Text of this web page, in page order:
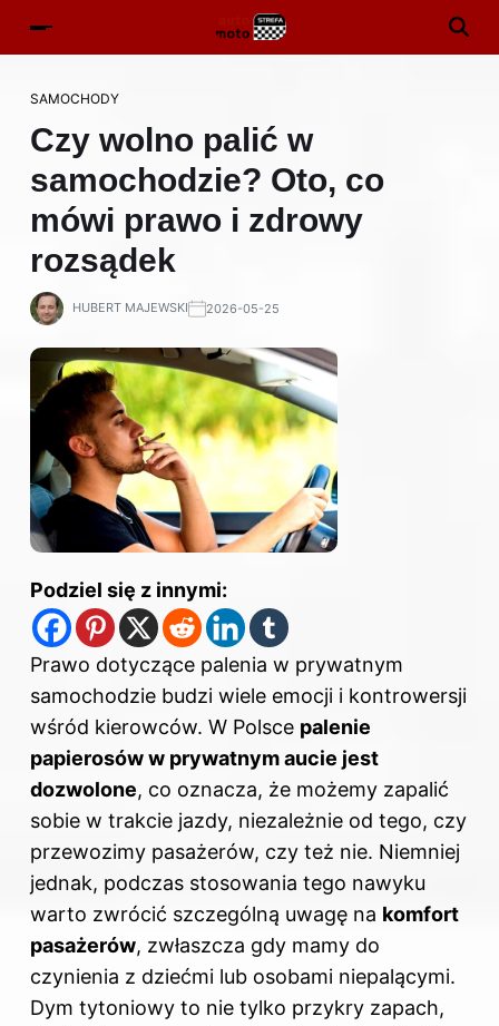
SAMOCHODY
Czy wolno palić w
samochodzie? Oto, co
mówi prawo i zdrowy
rozsądek
HUBERT MAJEWSKI 2026-05-25
Podziel się z innymi:
Prawo dotyczące palenia w prywatnym
samochodzie budzi wiele emocji i kontrowersji
wśród kierowców. W Polsce palenie
papierosów w prywatnym aucie jest
dozwolone, co oznacza, że możemy zapalić
sobie w trakcie jazdy, niezależnie od tego, czy
przewozimy pasażerów, czy też nie. Niemniej
jednak, podczas stosowania tego nawyku
warto zwrócić szczególną uwagę na komfort
pasażerów, zwłaszcza gdy mamy do
czynienia z dziećmi lub osobami niepalącymi.
Dym tytoniowy to nie tylko przykry zapach,